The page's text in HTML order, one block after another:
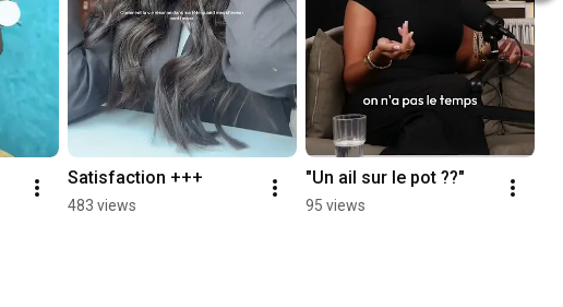
Satisfaction +++
483 views
"Un ail sur le pot ??"
95 views